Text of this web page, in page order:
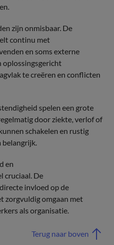
zijn onmisbaar. De
continu met
en soms externe
oplossingsgericht
te creëren en conflicten
spelen een grote
door ziekte, verlof of
schakelen en rustig
belangrijk.
en
cruciaal. De
invloed op de
zorgvuldig omgaan met
als organisatie.
Terug naar boven